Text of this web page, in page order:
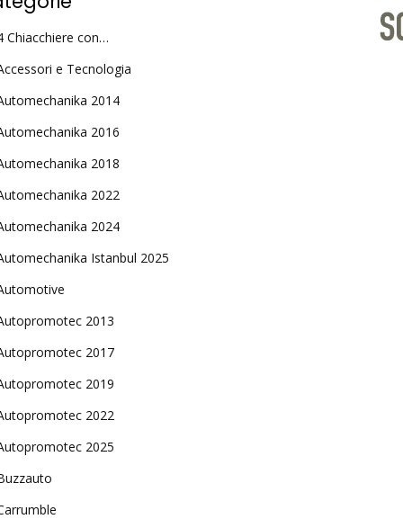
Chiacchiere con…
e Tecnologia
2014
2016
2018
2022
2024
Istanbul 2025
2013
2017
2019
2022
2025